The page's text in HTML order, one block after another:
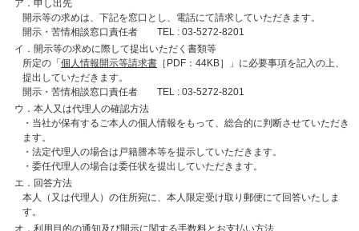
ア．申し出先
開示等の求めは、下記を窓口とし、電話にて請求していただきます。
開示・苦情相談窓口責任者 TEL : 03-5272-8201
イ．開示等の求めに際して提出いただく書類等
所定の「 個人情報開示等請求書 ［PDF：44KB］」に必要事項を記入の上、
提出していただきます。
開示・苦情相談窓口責任者 TEL : 03-5272-8201
ウ．本人又は代理人の確認方法
・当社が保有するご本人の個人情報をもって、総合的に判断させていただき
ます。
・法定代理人の場合は戸籍謄本等を提示していただきます。
・委任代理人の場合は委任状を提出していただきます。
エ．回答方法
本人（又は代理人）の住所宛に、本人限定受け取り郵便にて回答いたしま
す。
オ．利用目的の通知及び開示に関する手数料とお支払い方法